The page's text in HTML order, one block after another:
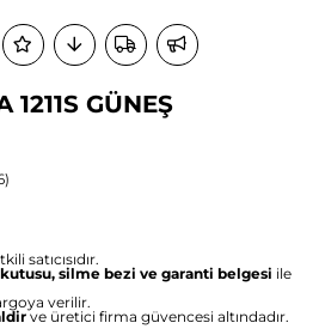
1211S GÜNEŞ
satıcısıdır.
silme bezi ve garanti belgesi ile
verilir.
ve üretici firma güvencesi altındadır.